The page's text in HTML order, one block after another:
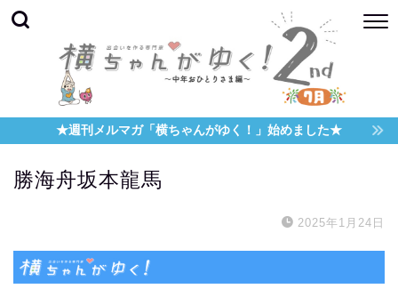
★週刊メルマガ「横ちゃんがゆく！」始めました★
勝海舟坂本龍馬
2025年1月24日